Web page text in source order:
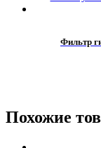
Фильтр
Похожие